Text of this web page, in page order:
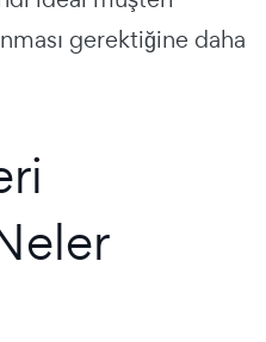
gerektiğine daha